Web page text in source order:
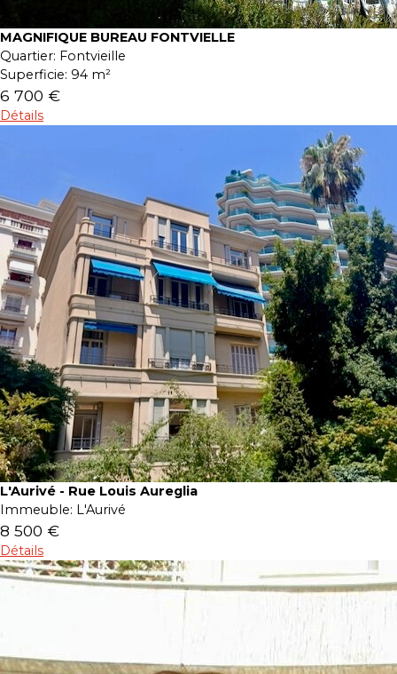
MAGNIFIQUE BUREAU FONTVIELLE
Quartier: Fontvieille
Superficie: 94 m²
6 700 €
Détails
L'Aurivé - Rue Louis Aureglia
Immeuble: L'Aurivé
8 500 €
Détails